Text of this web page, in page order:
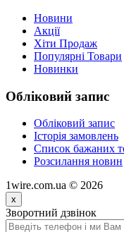
Новини
Акції
Хіти Продаж
Популярні Товари
Новинки
Обліковий запис
Обліковий запис
Історія замовлень
Список бажаних
Розсилання новин
1wire.com.ua © 2026
x
Зворотний дзвінок